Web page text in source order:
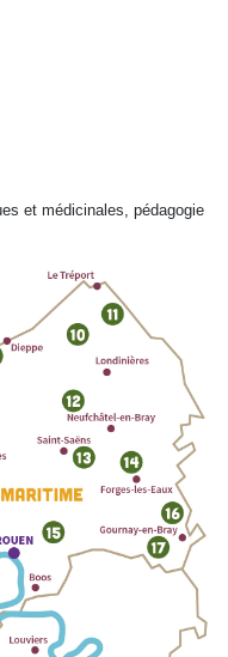
et médicinales, pédagogie